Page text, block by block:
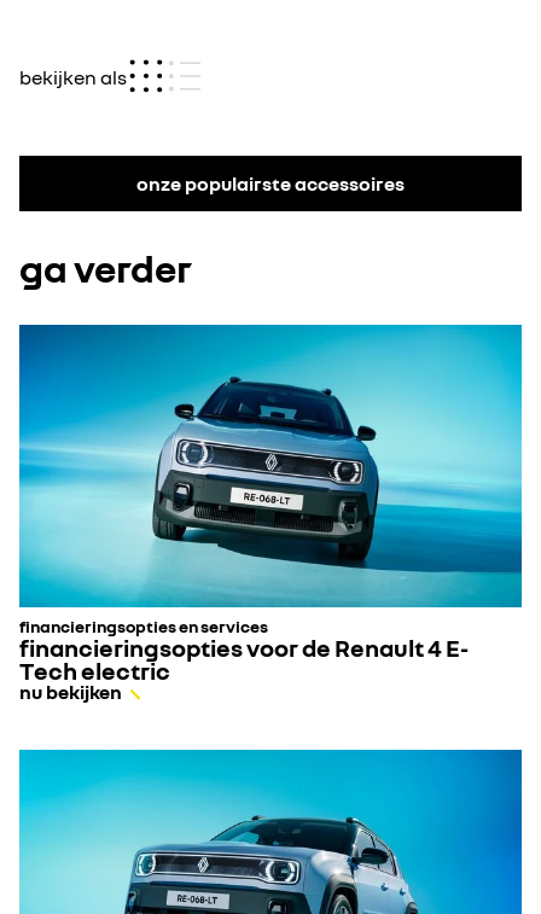
bekijken als
onze populairste accessoires
ga verder
financieringsopties en services
financieringsopties voor de Renault 4 E-
Tech electric
nu bekijken